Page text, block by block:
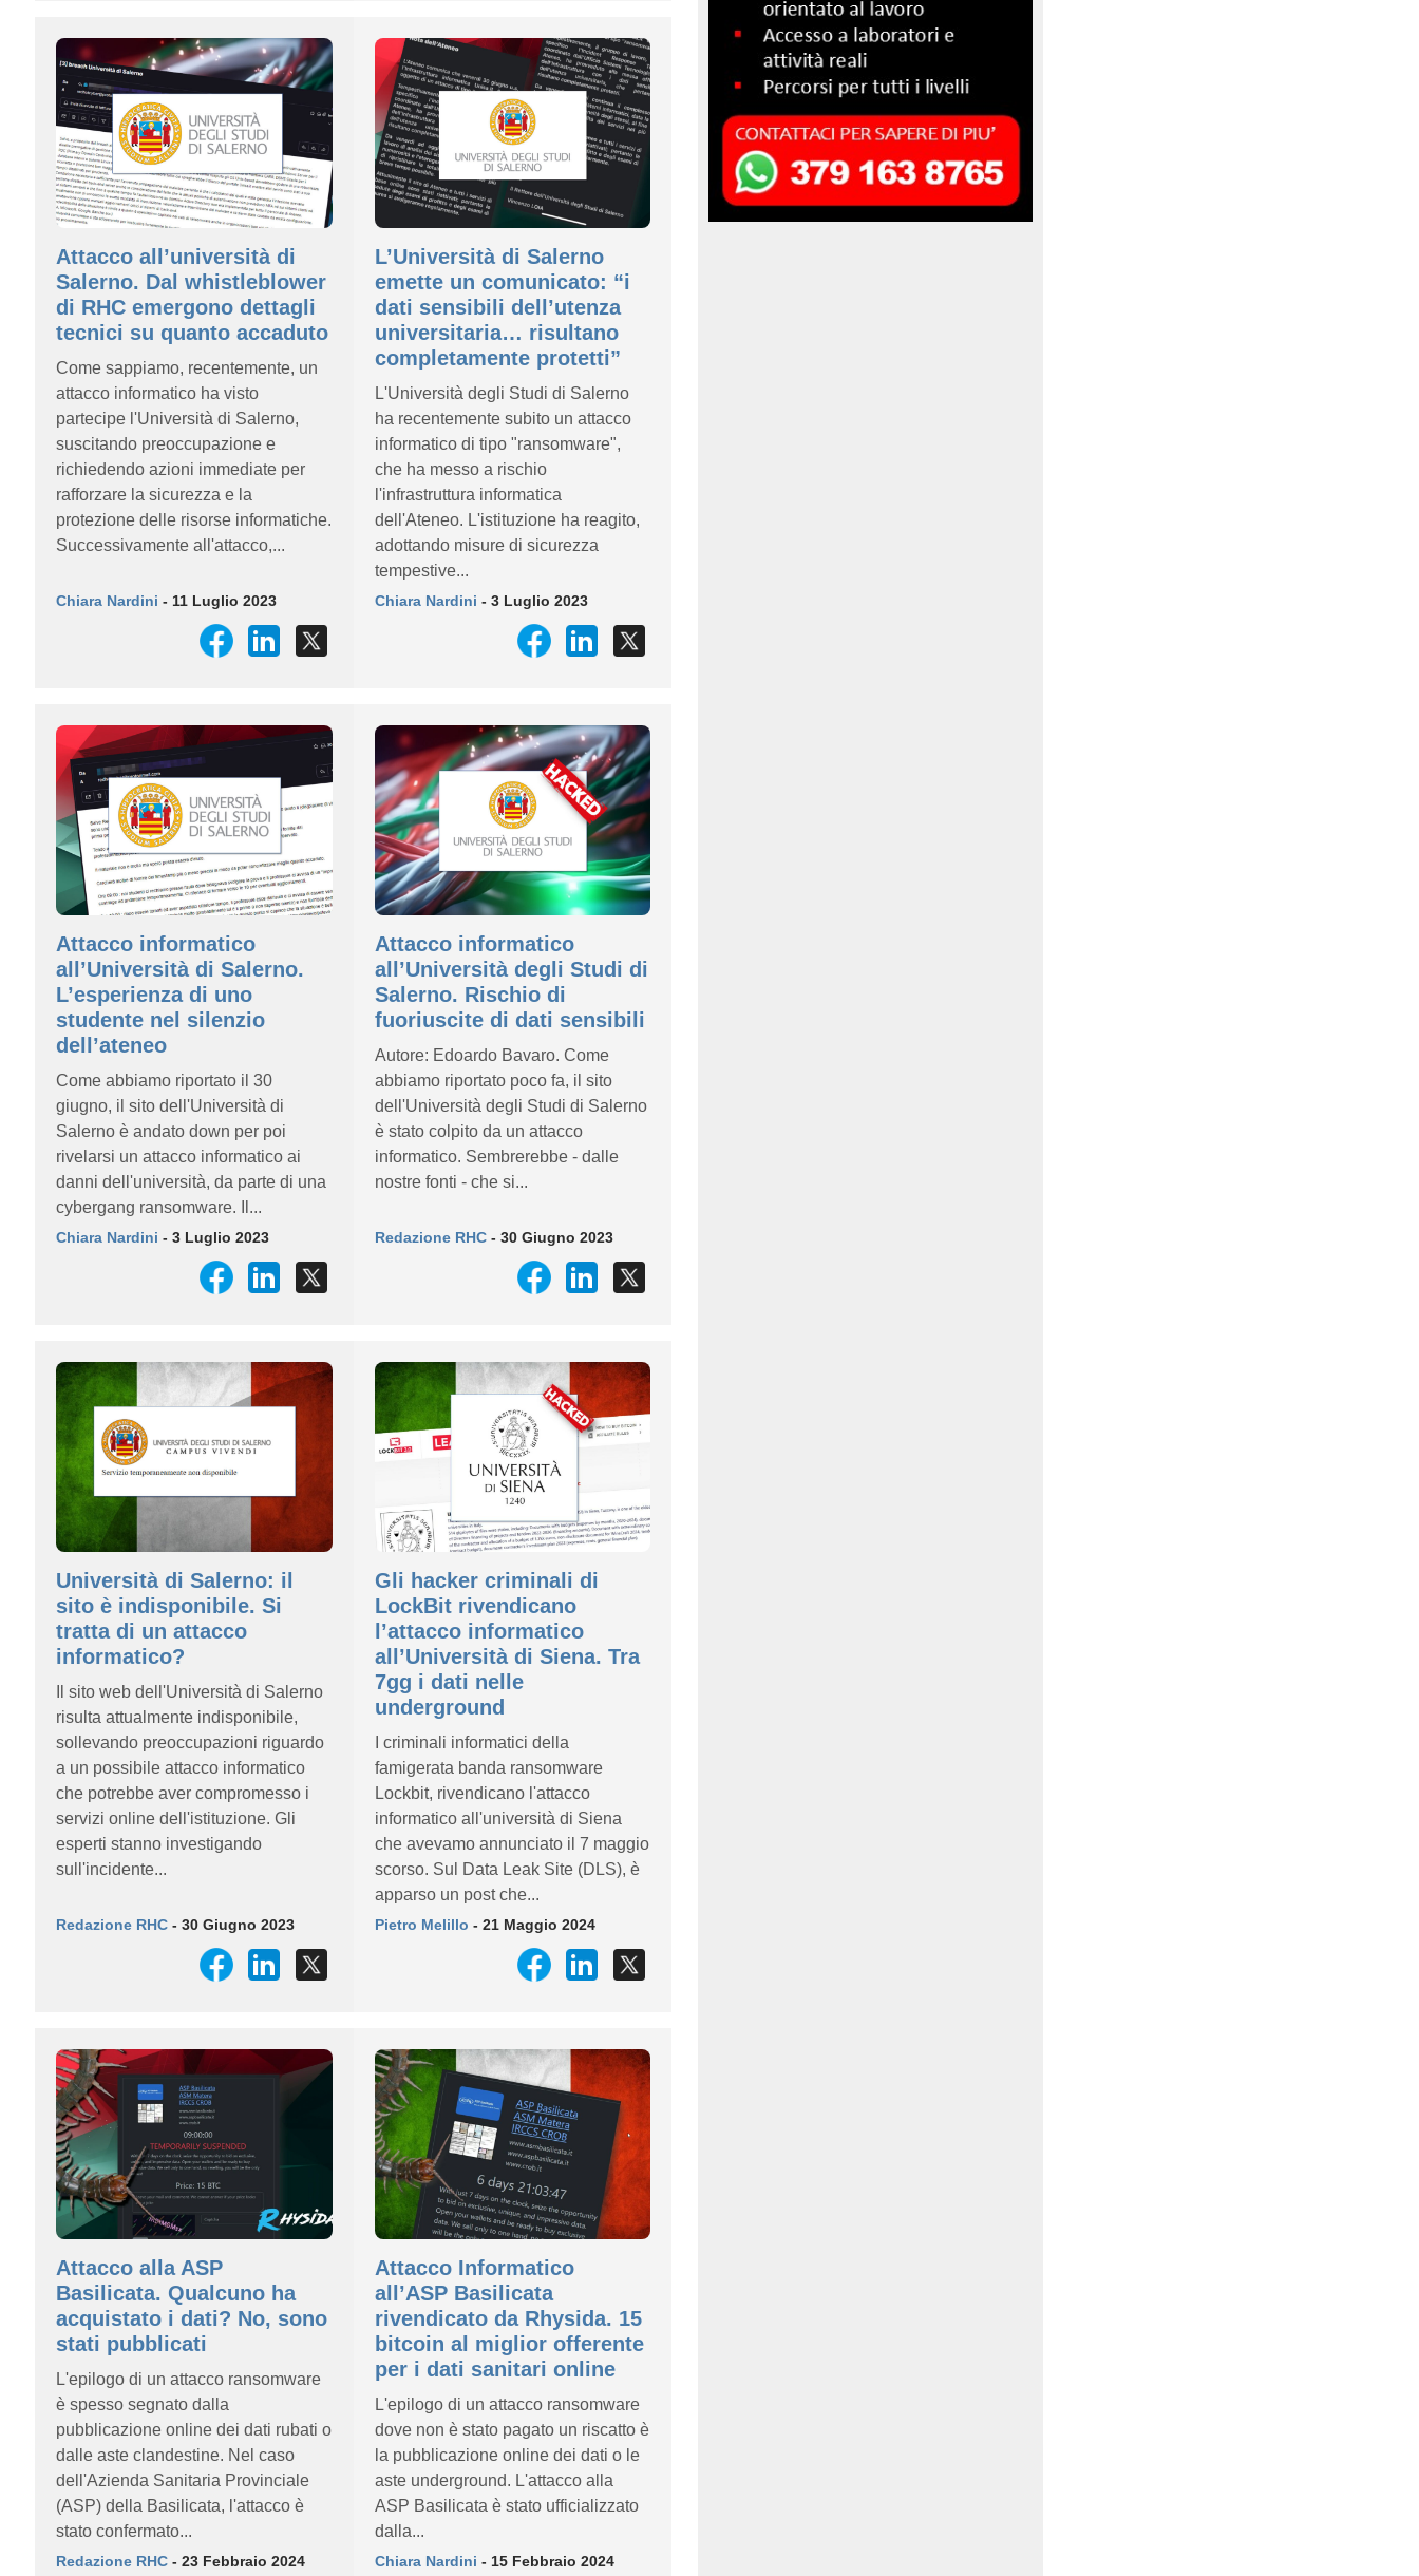
Attacco all’università di
Salerno. Dal whistleblower
di RHC emergono dettagli
tecnici su quanto accaduto
Come sappiamo, recentemente, un
attacco informatico ha visto
partecipe l'Università di Salerno,
suscitando preoccupazione e
richiedendo azioni immediate per
rafforzare la sicurezza e la
protezione delle risorse informatiche.
Successivamente all'attacco,...
Chiara Nardini - 11 Luglio 2023
L’Università di Salerno
emette un comunicato: “i
dati sensibili dell’utenza
universitaria… risultano
completamente protetti”
L'Università degli Studi di Salerno
ha recentemente subito un attacco
informatico di tipo "ransomware",
che ha messo a rischio
l'infrastruttura informatica
dell'Ateneo. L'istituzione ha reagito,
adottando misure di sicurezza
tempestive...
Chiara Nardini - 3 Luglio 2023
Attacco informatico
all’Università di Salerno.
L’esperienza di uno
studente nel silenzio
dell’ateneo
Come abbiamo riportato il 30
giugno, il sito dell'Università di
Salerno è andato down per poi
rivelarsi un attacco informatico ai
danni dell'università, da parte di una
cybergang ransomware. Il...
Chiara Nardini - 3 Luglio 2023
Attacco informatico
all’Università degli Studi di
Salerno. Rischio di
fuoriuscite di dati sensibili
Autore: Edoardo Bavaro. Come
abbiamo riportato poco fa, il sito
dell'Università degli Studi di Salerno
è stato colpito da un attacco
informatico. Sembrerebbe - dalle
nostre fonti - che si...
Redazione RHC- 30 Giugno 2023
Università di Salerno: il
sito è indisponibile. Si
tratta di un attacco
informatico?
Il sito web dell'Università di Salerno
risulta attualmente indisponibile,
sollevando preoccupazioni riguardo
a un possibile attacco informatico
che potrebbe aver compromesso i
servizi online dell'istituzione. Gli
esperti stanno investigando
sull'incidente...
Redazione RHC - 30 Giugno 2023
Gli hacker criminali di
LockBit rivendicano
l’attacco informatico
all’Università di Siena. Tra
7gg i dati nelle
underground
I criminali informatici della
famigerata banda ransomware
Lockbit, rivendicano l'attacco
informatico all'università di Siena
che avevamo annunciato il 7 maggio
scorso. Sul Data Leak Site (DLS), è
apparso un post che...
Pietro Melillo - 21 Maggio 2024
Attacco alla ASP
Basilicata. Qualcuno ha
acquistato i dati? No, sono
stati pubblicati
L'epilogo di un attacco ransomware
è spesso segnato dalla
pubblicazione online dei dati rubati o
dalle aste clandestine. Nel caso
dell'Azienda Sanitaria Provinciale
(ASP) della Basilicata, l'attacco è
stato confermato...
Redazione RHC - 23 Febbraio 2024
Attacco Informatico
all’ASP Basilicata
rivendicato da Rhysida. 15
bitcoin al miglior offerente
per i dati sanitari online
L'epilogo di un attacco ransomware
dove non è stato pagato un riscatto è
la pubblicazione online dei dati o le
aste underground. L'attacco alla
ASP Basilicata è stato ufficializzato
dalla...
Chiara Nardini - 15 Febbraio 2024